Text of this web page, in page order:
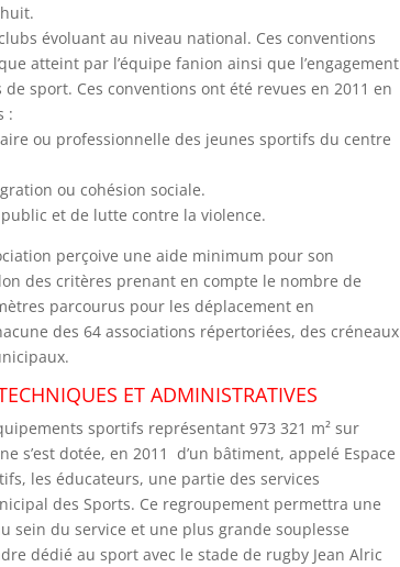
évoluant au niveau national. Ces conventions
atteint par l’équipe fanion ainsi que l’engagement
sport. Ces conventions ont été revues en 2011 en
:
ou professionnelle des jeunes sportifs du centre
ou cohésion sociale.
et de lutte contre la violence.
perçoive une aide minimum pour son
des critères prenant en compte le nombre de
parcourus pour les déplacement en
des 64 associations répertoriées, des créneaux
ET ADMINISTRATIVES
sportifs représentant 973 321 m² sur
s’est dotée, en 2011 d’un bâtiment, appelé Espace
les éducateurs, une partie des services
des Sports. Ce regroupement permettra une
sein du service et une plus grande souplesse
dédié au sport avec le stade de rugby Jean Alric